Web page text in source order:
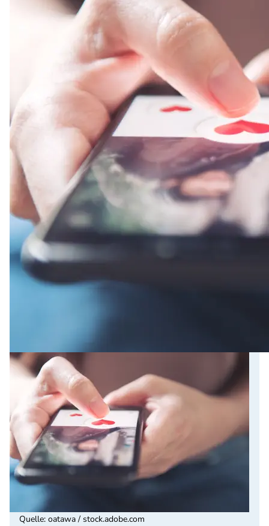
Quelle: oatawa / stock.adobe.com